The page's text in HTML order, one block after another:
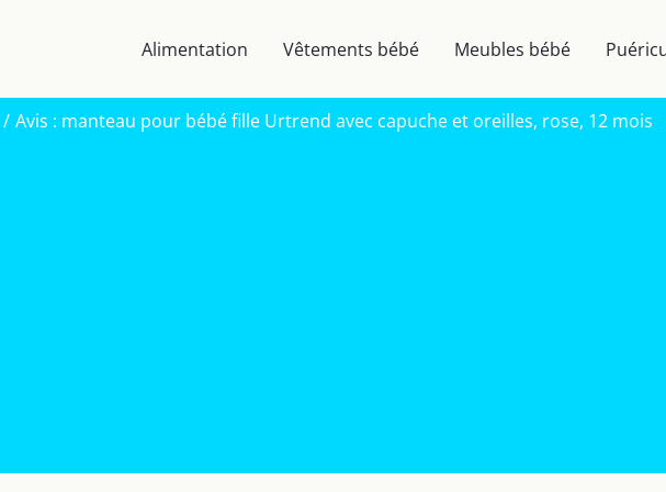
Alimentation Vêtements bébé Meubles bébé
Avis : manteau pour bébé fille Urtrend avec capuche et oreilles, rose, 12 mois